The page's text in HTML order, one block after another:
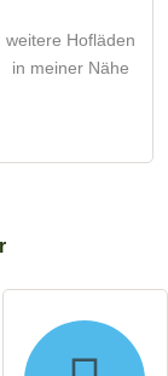
weitere Hofläden
in meiner Nähe